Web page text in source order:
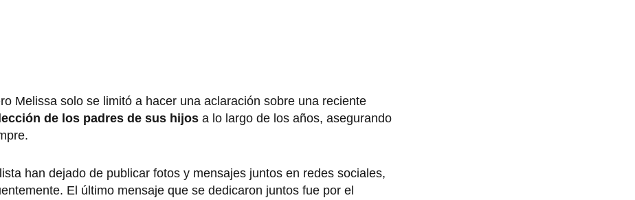
Melissa solo se limitó a hacer una aclaración sobre una reciente
de los padres de sus hijos a lo largo de los años, asegurando
han dejado de publicar fotos y mensajes juntos en redes sociales,
El último mensaje que se dedicaron juntos fue por el